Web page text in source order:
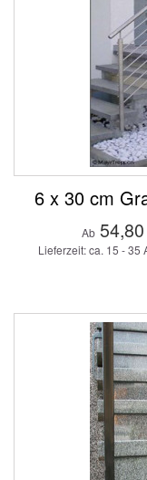
6 x 30 cm
Ab
Lieferzeit: ca. 15 - 35